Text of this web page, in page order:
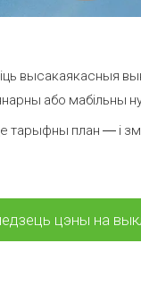
або мабільны
план — і
цэны на